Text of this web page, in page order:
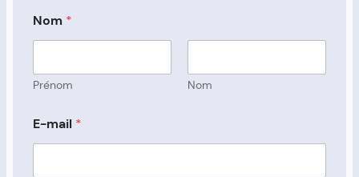
Nom *
Prénom Nom
E-mail *